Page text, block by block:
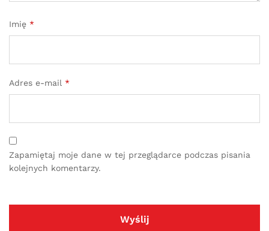
Imię *
Adres e-mail *
Zapamiętaj moje dane w tej przeglądarce podczas pisania
kolejnych komentarzy.